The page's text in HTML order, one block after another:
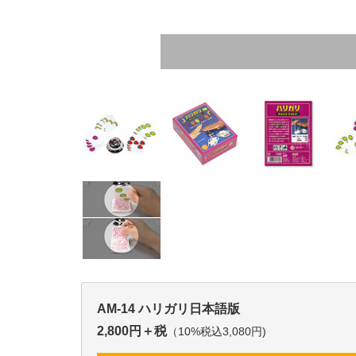
AM-14 ハリガリ日本語版
2,800円＋税（10%税込3,080円)